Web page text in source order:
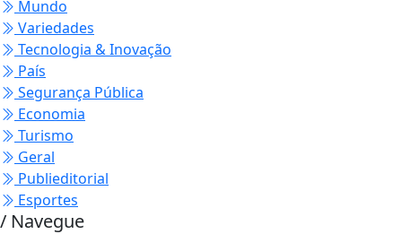
Mundo
Variedades
Tecnologia & Inovação
País
Segurança Pública
Economia
Turismo
Geral
Publieditorial
Esportes
/ Navegue